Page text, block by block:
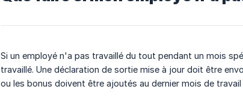
Si un employé n'a pas travaillé du tout pendant un mois
travaillé. Une déclaration de sortie mise à jour doit être
ou les bonus doivent être ajoutés au dernier mois de